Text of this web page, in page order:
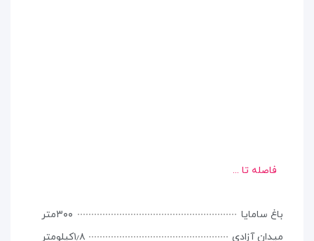
فاصله تا ...
باغ سامایا
۳۰۰متر
میدان آزادی
۱٫۸کیلومتر